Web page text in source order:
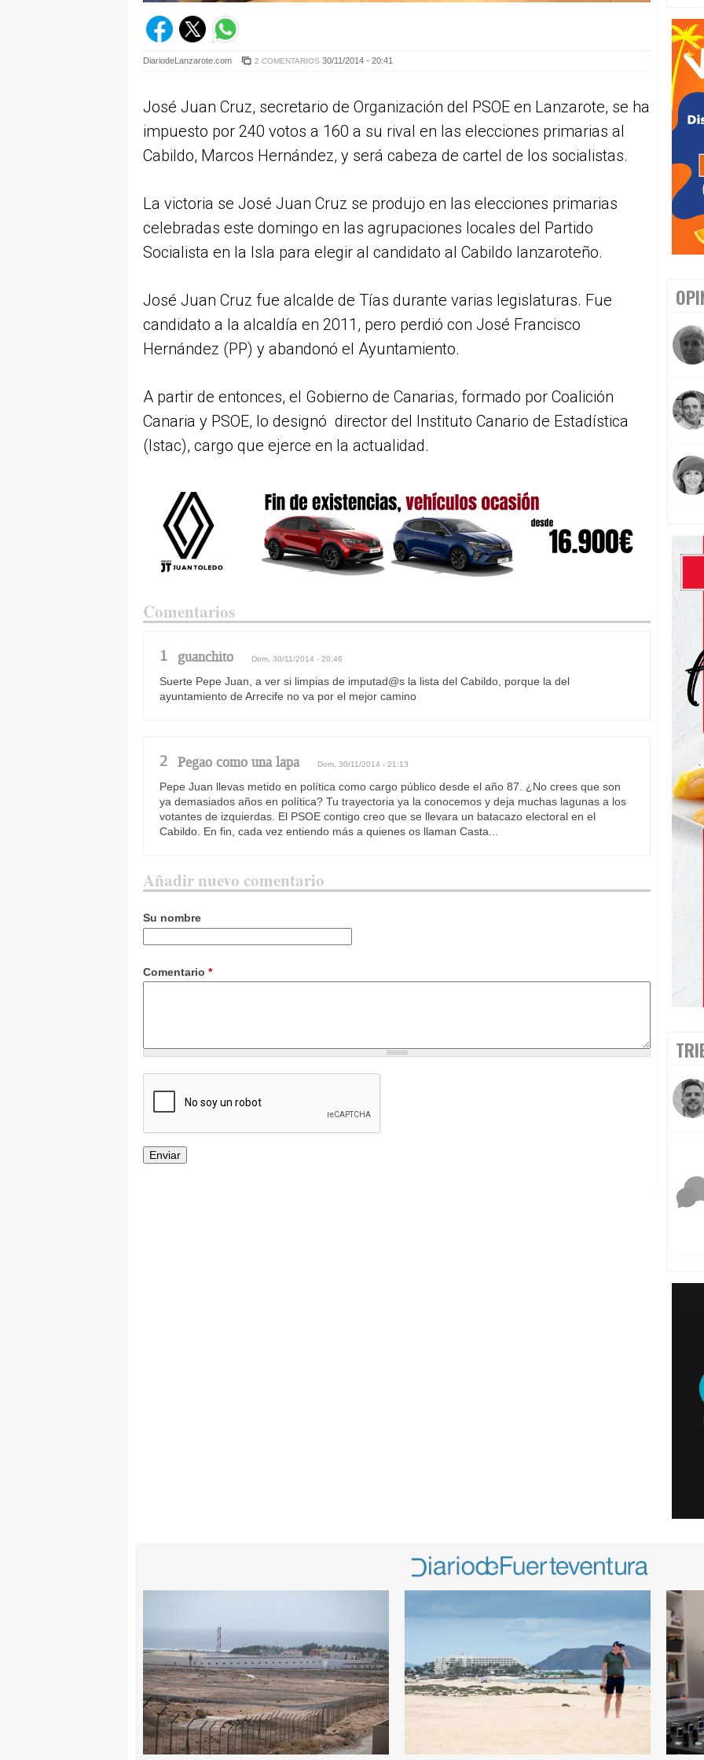
DiariodeLanzarote.com 2 COMENTARIOS 30/11/2014 - 20:41
José Juan Cruz, secretario de Organización del PSOE en Lanzarote, se ha
impuesto por 240 votos a 160 a su rival en las elecciones primarias al
Cabildo, Marcos Hernández, y será cabeza de cartel de los socialistas.
La victoria se José Juan Cruz se produjo en las elecciones primarias
celebradas este domingo en las agrupaciones locales del Partido
Socialista en la Isla para elegir al candidato al Cabildo lanzaroteño.
José Juan Cruz fue alcalde de Tías durante varias legislaturas. Fue
candidato a la alcaldía en 2011, pero perdió con José Francisco
Hernández (PP) y abandonó el Ayuntamiento.
A partir de entonces, el Gobierno de Canarias, formado por Coalición
Canaria y PSOE, lo designó director del Instituto Canario de Estadística
(Istac), cargo que ejerce en la actualidad.
Comentarios
1 guanchito Dom, 30/11/2014 - 20:46
Suerte Pepe Juan, a ver si limpias de imputad@s la lista del Cabildo, porque la del
ayuntamiento de Arrecife no va por el mejor camino
2 Pegao como una lapa Dom, 30/11/2014 - 21:13
Pepe Juan llevas metido en política como cargo público desde el año 87. ¿No crees que son
ya demasiados años en política? Tu trayectoria ya la conocemos y deja muchas lagunas a los
votantes de izquierdas. El PSOE contigo creo que se llevara un batacazo electoral en el
Cabildo. En fin, cada vez entiendo más a quienes os llaman Casta...
Añadir nuevo comentario
Su nombre
Comentario *